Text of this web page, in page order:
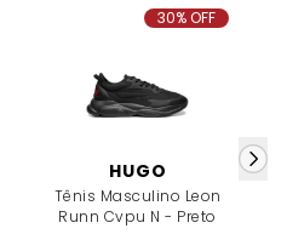
HUGO
Tênis Masculino Leon
Runn Cvpu N - Preto
30% OFF